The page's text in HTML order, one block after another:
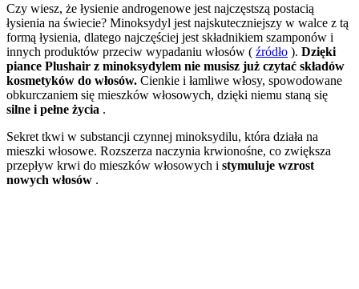
Czy wiesz, że łysienie androgenowe jest najczęstszą postacią
łysienia na świecie? Minoksydyl jest najskuteczniejszy w walce z tą
formą łysienia, dlatego najczęściej jest składnikiem szamponów i
innych produktów przeciw wypadaniu włosów ( źródło ). Dzięki
piance Plushair z minoksydylem nie musisz już czytać składów
kosmetyków do włosów. Cienkie i łamliwe włosy, spowodowane
obkurczaniem się mieszków włosowych, dzięki niemu staną się
silne i pełne życia .
Sekret tkwi w substancji czynnej minoksydilu, która działa na
mieszki włosowe. Rozszerza naczynia krwionośne, co zwiększa
przepływ krwi do mieszków włosowych i stymuluje wzrost
nowych włosów .